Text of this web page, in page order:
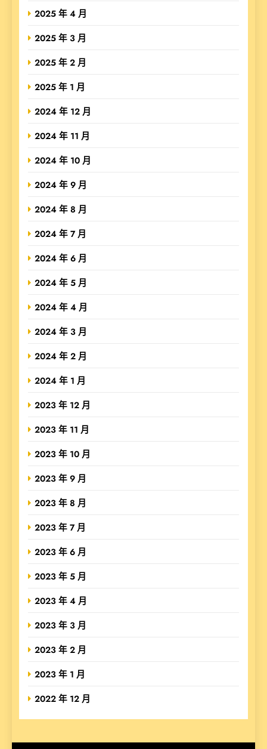
2025 年 4 月
2025 年 3 月
2025 年 2 月
2025 年 1 月
2024 年 12 月
2024 年 11 月
2024 年 10 月
2024 年 9 月
2024 年 8 月
2024 年 7 月
2024 年 6 月
2024 年 5 月
2024 年 4 月
2024 年 3 月
2024 年 2 月
2024 年 1 月
2023 年 12 月
2023 年 11 月
2023 年 10 月
2023 年 9 月
2023 年 8 月
2023 年 7 月
2023 年 6 月
2023 年 5 月
2023 年 4 月
2023 年 3 月
2023 年 2 月
2023 年 1 月
2022 年 12 月